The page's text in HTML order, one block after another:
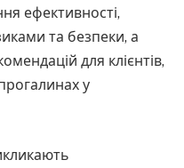
ефективності,
та безпеки, а
для клієнтів,
у